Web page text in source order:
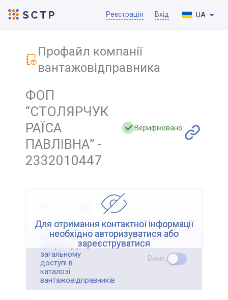
Реєстрація Вхід UA
Профайл компанії
вантажовідправника
ФОП
“СТОЛЯРЧУК
РАЇСА
ПАВЛІВНА” -
2332010447
Верифіковано
Для отримання контактної інформації
необхідно авторизуватися або
зареєструватися
Відображення
профайлу у
загальному
доступі в
каталозі
вантажовідправників
Вимк.